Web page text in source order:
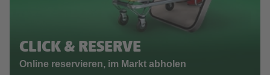
CLICK & RESERVE
Online reservieren, im Markt abholen